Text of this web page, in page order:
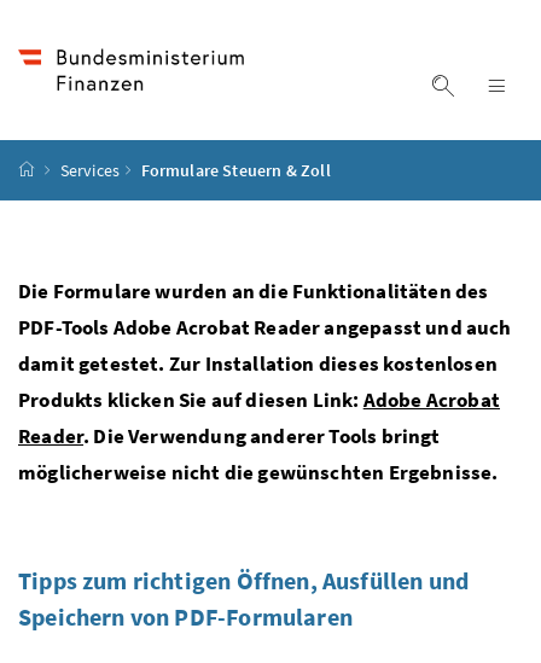
Suche
Startseite
Services Formulare Steuern & Zoll
Die Formulare wurden an die Funktionalitäten des
PDF-Tools Adobe Acrobat Reader angepasst und auch
damit getestet. Zur Installation dieses kostenlosen
Produkts klicken Sie auf diesen Link: Adobe Acrobat
Reader. Die Verwendung anderer Tools bringt
möglicherweise nicht die gewünschten Ergebnisse.
Tipps zum richtigen Öffnen, Ausfüllen und
Speichern von PDF-Formularen